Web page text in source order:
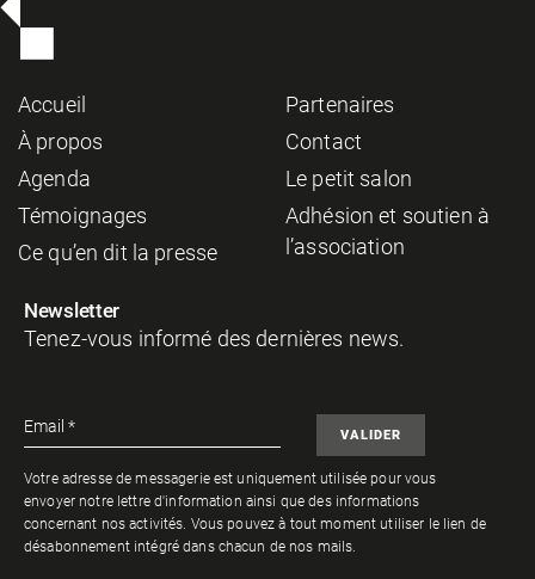
Accueil
À propos
Agenda
Témoignages
Ce qu’en dit la presse
Partenaires
Contact
Le petit salon
Adhésion et soutien à
l’association
Newsletter
Tenez-vous informé des dernières news.
Votre adresse de messagerie est uniquement utilisée pour vous
envoyer notre lettre d'information ainsi que des informations
concernant nos activités. Vous pouvez à tout moment utiliser le lien de
désabonnement intégré dans chacun de nos mails.